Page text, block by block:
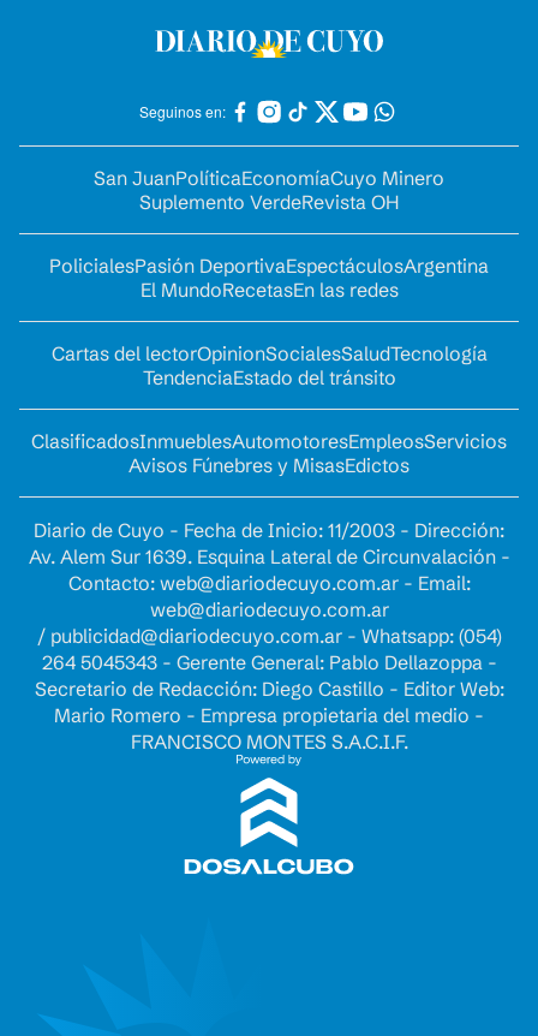
Seguinos en:
San JuanPolíticaEconomíaCuyo Minero
Suplemento VerdeRevista OH
PolicialesPasión DeportivaEspectáculosArgentina
El MundoRecetasEn las redes
Cartas del lectorOpinionSocialesSaludTecnología
TendenciaEstado del tránsito
ClasificadosInmueblesAutomotoresEmpleosServicios
Avisos Fúnebres y MisasEdictos
Diario de Cuyo - Fecha de Inicio: 11/2003 - Dirección:
Av. Alem Sur 1639. Esquina Lateral de Circunvalación -
Contacto: web@diariodecuyo.com.ar- Email:
web@diariodecuyo.com.ar
/ publicidad@diariodecuyo.com.ar- Whatsapp: (054)
264 5045343 - Gerente General: Pablo Dellazoppa -
Secretario de Redacción: Diego Castillo - Editor Web:
Mario Romero - Empresa propietaria del medio -
FRANCISCO MONTES S.A.C.I.F.